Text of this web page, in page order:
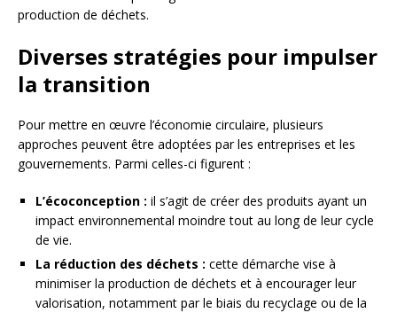
production de déchets.
Diverses stratégies pour impulser
la transition
Pour mettre en œuvre l’économie circulaire, plusieurs
approches peuvent être adoptées par les entreprises et les
gouvernements. Parmi celles-ci figurent :
L’écoconception : il s’agit de créer des produits ayant un
impact environnemental moindre tout au long de leur cycle
de vie.
La réduction des déchets : cette démarche vise à
minimiser la production de déchets et à encourager leur
valorisation, notamment par le biais du recyclage ou de la